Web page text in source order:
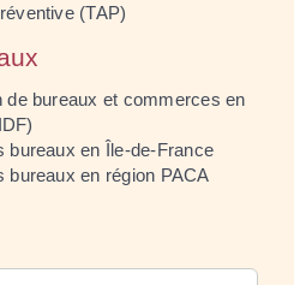
(TAP)
de bureaux et commerces en
bureaux en Île-de-France
bureaux en région PACA